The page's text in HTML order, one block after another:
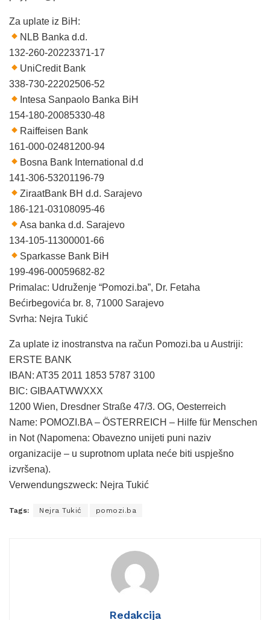
Za uplate iz BiH:
NLB Banka d.d.
132-260-20223371-17
UniCredit Bank
338-730-22202506-52
Intesa Sanpaolo Banka BiH
154-180-20085330-48
Raiffeisen Bank
161-000-02481200-94
Bosna Bank International d.d
141-306-53201196-79
ZiraatBank BH d.d. Sarajevo
186-121-03108095-46
Asa banka d.d. Sarajevo
134-105-11300001-66
Sparkasse Bank BiH
199-496-00059682-82
Primalac: Udruženje “Pomozi.ba”, Dr. Fetaha
Bećirbegovića br. 8, 71000 Sarajevo
Svrha: Nejra Tukić
Za uplate iz inostranstva na račun Pomozi.ba u Austriji:
ERSTE BANK
IBAN: AT35 2011 1853 5787 3100
BIC: GIBAATWWXXX
1200 Wien, Dresdner Straße 47/3. OG, Oesterreich
Name: POMOZI.BA – ÖSTERREICH – Hilfe für Menschen
in Not (Napomena: Obavezno unijeti puni naziv
organizacije – u suprotnom uplata neće biti uspješno
izvršena).
Verwendungszweck: Nejra Tukić
Tags: Nejra Tukić pomozi.ba
Redakcija